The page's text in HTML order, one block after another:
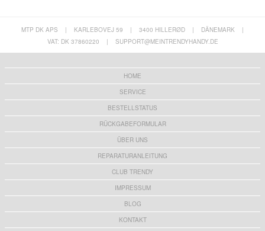
MTP DK APS | KARLEBOVEJ 59 | 3400 HILLERØD | DÄNEMARK
|
VAT: DK 37860220
| SUPPORT@MEINTRENDYHANDY.DE
HOME
SERVICE
BESTELLSTATUS
RÜCKGABEFORMULAR
ÜBER UNS
REPARATURANLEITUNG
CLUB TRENDY
IMPRESSUM
BLOG
KONTAKT